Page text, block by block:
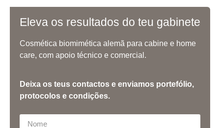
Eleva os resultados do teu gabinete
Cosmética biomimética alemã para cabine e home
care, com apoio técnico e comercial.
Deixa os teus contactos e enviamos portefólio,
protocolos e condições.